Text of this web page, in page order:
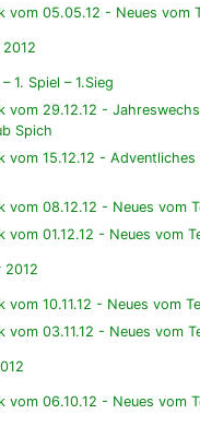
vom 05.05.12 - Neues vom
2012
1. Spiel – 1.Sieg
vom 29.12.12 -
Spich
vom 15.12.12 -
vom 08.12.12 - Neues vom
vom 01.12.12 - Neues vom
2012
vom 10.11.12 - Neues vom
vom 03.11.12 - Neues vom
vom 06.10.12 - Neues vom